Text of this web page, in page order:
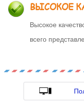
ВЫСОКОЕ
Высокое
всего